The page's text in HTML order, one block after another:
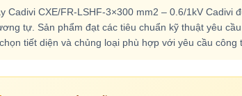
Cadivi CXE/FR-LSHF-3×300 mm2 – 0.6/1kV Cadivi
tự. Sản phẩm đạt các tiêu chuẩn kỹ thuật yêu
tiết diện và chủng loại phù hợp với yêu cầu công